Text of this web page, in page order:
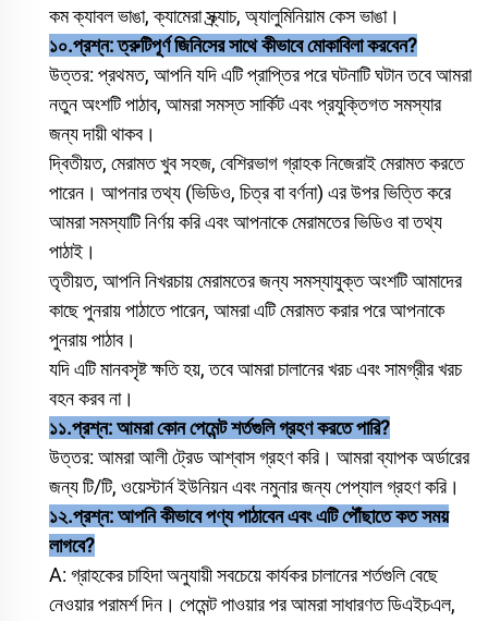
কম ক্যাবল ভাঙা, ক্যামেরা স্ক্র্যাচ, অ্যালুমিনিয়াম কেস ভাঙা।
১০.প্রশ্ন: ত্রুটিপূর্ণ জিনিসের সাথে কীভাবে মোকাবিলা করবেন?
উত্তর: প্রথমত, আপনি যদি এটি প্রাপ্তির পরে ঘটনাটি ঘটান তবে আমরা
নতুন অংশটি পাঠাব, আমরা সমস্ত সার্কিট এবং প্রযুক্তিগত সমস্যার
জন্য দায়ী থাকব।
দ্বিতীয়ত, মেরামত খুব সহজ, বেশিরভাগ গ্রাহক নিজেরাই মেরামত করতে
পারেন। আপনার তথ্য (ভিডিও, চিত্র বা বর্ণনা) এর উপর ভিত্তি করে
আমরা সমস্যাটি নির্ণয় করি এবং আপনাকে মেরামতের ভিডিও বা তথ্য
পাঠাই।
তৃতীয়ত, আপনি নিখরচায় মেরামতের জন্য সমস্যাযুক্ত অংশটি আমাদের
কাছে পুনরায় পাঠাতে পারেন, আমরা এটি মেরামত করার পরে আপনাকে
পুনরায় পাঠাব।
যদি এটি মানবসৃষ্ট ক্ষতি হয়, তবে আমরা চালানের খরচ এবং সামগ্রীর খরচ
বহন করব না।
১১.প্রশ্ন: আমরা কোন পেমেন্ট শর্তগুলি গ্রহণ করতে পারি?
উত্তর: আমরা আলী ট্রেড আশ্বাস গ্রহণ করি। আমরা ব্যাপক অর্ডারের
জন্য টি/টি, ওয়েস্টার্ন ইউনিয়ন এবং নমুনার জন্য পেপ্যাল গ্রহণ করি।
১২.প্রশ্ন: আপনি কীভাবে পণ্য পাঠাবেন এবং এটি পৌঁছাতে কত সময়
লাগবে?
A: গ্রাহকের চাহিদা অনুযায়ী সবচেয়ে কার্যকর চালানের শর্তগুলি বেছে
নেওয়ার পরামর্শ দিন। পেমেন্ট পাওয়ার পর আমরা সাধারণত ডিএইচএল,